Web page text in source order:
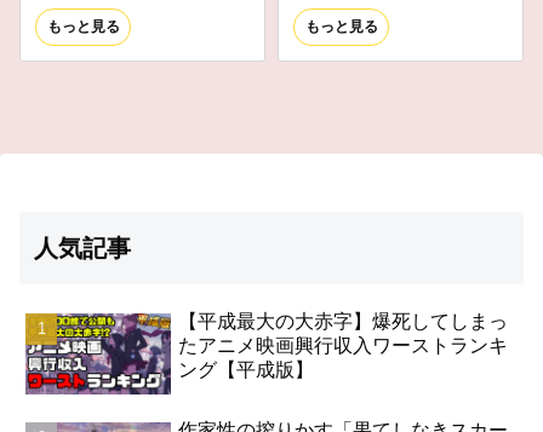
もっと見る もっと見る
人気記事
【平成最大の大赤字】爆死してしまっ
たアニメ映画興行収入ワーストランキ
ング【平成版】